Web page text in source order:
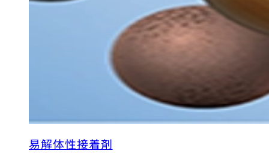
易解体性接着剤